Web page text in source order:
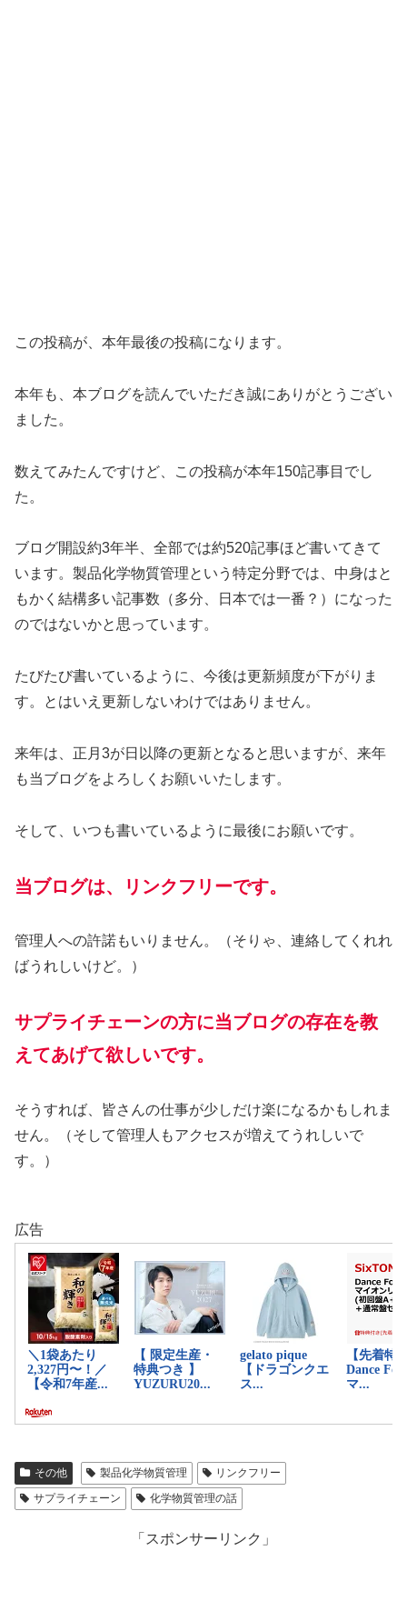
この投稿が、本年最後の投稿になります。
本年も、本ブログを読んでいただき誠にありがとうござい
ました。
数えてみたんですけど、この投稿が本年150記事目でし
た。
ブログ開設約3年半、全部では約520記事ほど書いてきて
います。製品化学物質管理という特定分野では、中身はと
もかく結構多い記事数（多分、日本では一番？）になった
のではないかと思っています。
たびたび書いているように、今後は更新頻度が下がりま
す。とはいえ更新しないわけではありません。
来年は、正月3が日以降の更新となると思いますが、来年
も当ブログをよろしくお願いいたします。
そして、いつも書いているように最後にお願いです。
当ブログは、リンクフリーです。
管理人への許諾もいりません。（そりゃ、連絡してくれれ
ばうれしいけど。）
サプライチェーンの方に当ブログの存在を教
えてあげて欲しいです。
そうすれば、皆さんの仕事が少しだけ楽になるかもしれま
せん。（そして管理人もアクセスが増えてうれしいで
す。）
広告
その他 製品化学物質管理
リンクフリー
サプライチェーン
化学物質管理の話
「スポンサーリンク」